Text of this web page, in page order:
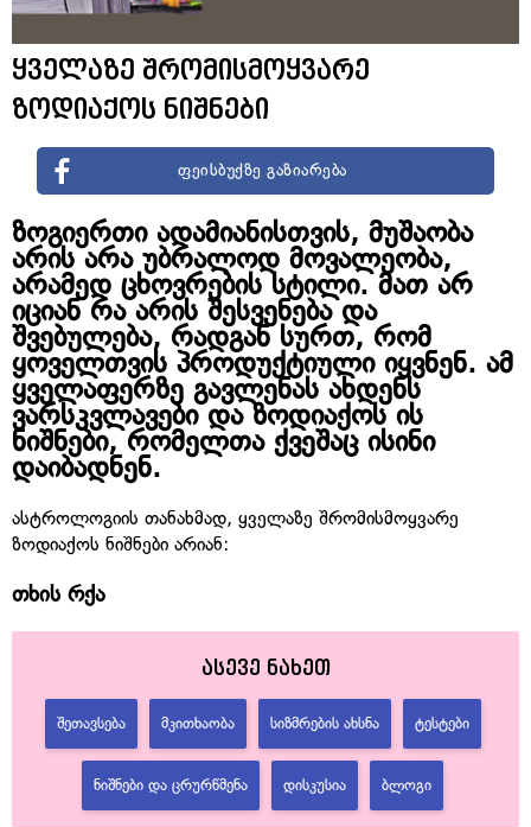
ყველაზე შრომისმოყვარე
ზოდიაქოს ნიშნები
ფეისბუქზე გაზიარება
ზოგიერთი ადამიანისთვის, მუშაობა
არის არა უბრალოდ მოვალეობა,
არამედ ცხოვრების სტილი. მათ არ
იციან რა არის შესვენება და
შვებულება, რადგან სურთ, რომ
ყოველთვის პროდუქტიული იყვნენ. ამ
ყველაფერზე გავლენას ახდენს
ვარსკვლავები და ზოდიაქოს ის
ნიშნები, რომელთა ქვეშაც ისინი
დაიბადნენ.
ასტროლოგიის თანახმად, ყველაზე შრომისმოყვარე
ზოდიაქოს ნიშნები არიან:
თხის რქა
ასევე ნახეთ
ᲨᲔᲗᲐᲕᲡᲔᲑᲐ ᲛᲙᲘᲗᲮᲐᲝᲑᲐ ᲡᲘᲖᲛᲠᲔᲑᲘᲡ ᲐᲮᲡᲜᲐ ᲢᲔᲡᲢᲔᲑᲘ
ᲜᲘᲨᲜᲔᲑᲘ ᲓᲐ ᲪᲠᲣᲠᲬᲛᲔᲜᲐ ᲓᲘᲡᲙᲣᲡᲘᲐ ᲑᲚᲝᲒᲘ